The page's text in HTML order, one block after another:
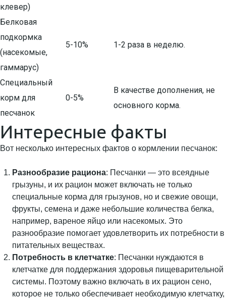
клевер)
Белковая
подкормка
(насекомые,
гаммарус)
5-10% 1-2 раза в неделю.
Специальный
корм для
песчанок
0-5%
В качестве дополнения, не
основного корма.
Интересные факты
Вот несколько интересных фактов о кормлении песчанок:
Разнообразие рациона: Песчанки — это всеядные
грызуны, и их рацион может включать не только
специальные корма для грызунов, но и свежие овощи,
фрукты, семена и даже небольшие количества белка,
например, вареное яйцо или насекомых. Это
разнообразие помогает удовлетворить их потребности в
питательных веществах.
Потребность в клетчатке: Песчанки нуждаются в
клетчатке для поддержания здоровья пищеварительной
системы. Поэтому важно включать в их рацион сено,
которое не только обеспечивает необходимую клетчатку,